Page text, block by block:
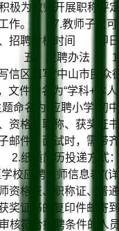
为教师开展职称评定
作。 7.教师子女可
聘考核时间 即日起
五、应聘办法 1.
信区填写“中山市民众
文件命名为“学科+本人
命名为“应聘小学(初中
资格、职称、获奖证
邮件。面试时，需带
纸质简历投递方式：
校应聘教师信息表”(
资格证、职称证、普
奖证书的复印件邮寄
符合招聘条件的人员